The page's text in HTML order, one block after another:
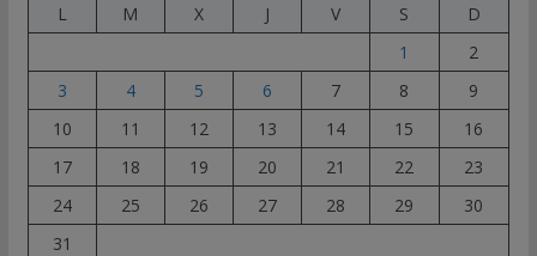
L
M X J V S
D
1
2
3
4 5 6 7 8
9
10
11 12 13 14 15
16
17
18 19 20 21 22
23
24
25 26 27 28 29
30
31